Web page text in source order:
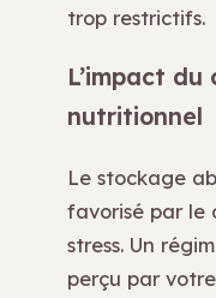
trop restrictifs.
L’impact
nutritionnel
Le stockage
favorisé par le
stress. Un
perçu par